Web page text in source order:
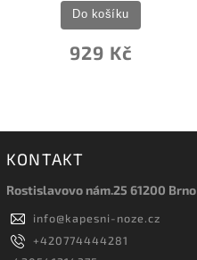
929 Kč
Do košíku
KONTAKT
Rostislavovo nám.25 61200 Brno
info@kapesni-noze.cz
+420774444281